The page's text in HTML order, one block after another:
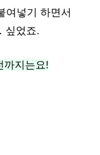
여넣기 하면서
싶었죠.
까지는요!